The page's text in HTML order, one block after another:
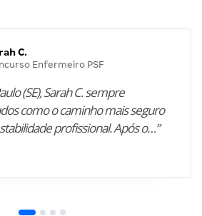
C.
Enfermeiro PSF
(SE), Sarah C. sempre
como o caminho mais seguro
profissional. Após o…”